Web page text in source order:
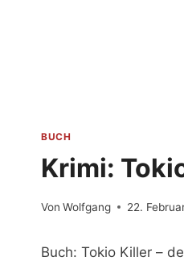
BUCH
Krimi:
Von Wolfgang 22.
Buch: Tokio Killer –